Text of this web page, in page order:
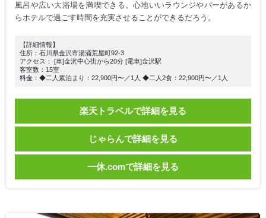
風呂や広い大浴場を満喫できる。心地いいラウンジやバーがあるか
らホテルで過ごす時間を充実させることができるだろう。
【詳細情報】
住所：石川県金沢市湯涌荒屋町92-3
アクセス： [車]金沢中心街から20分 [電車]金沢駅
客室数：15室
料金：◆二人素泊まり：22,900円〜／1人 ◆二人2食：22,900円〜／1人
楽天トラベルで詳細を見る
じゃらんで詳細を見る
一休.comで詳細を見る